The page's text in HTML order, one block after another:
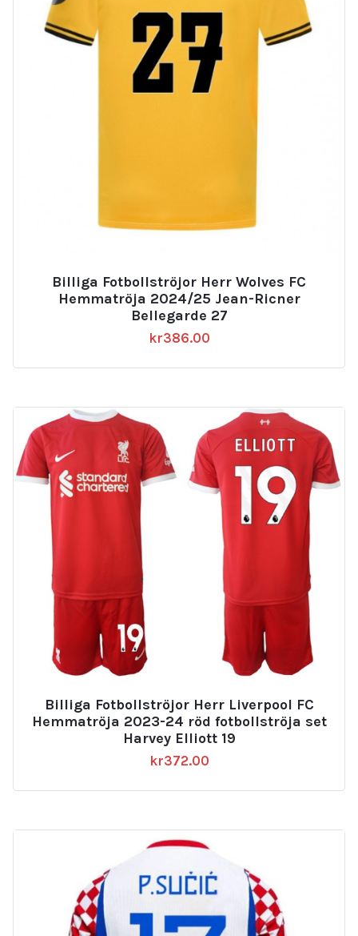
Billiga Fotbollströjor Herr Wolves FC
Hemmatröja 2024/25 Jean-Ricner
Bellegarde 27
kr386.00
Billiga Fotbollströjor Herr Liverpool FC
Hemmatröja 2023-24 röd fotbollströja set
Harvey Elliott 19
kr372.00